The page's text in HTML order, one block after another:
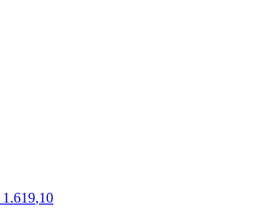
1.619,10